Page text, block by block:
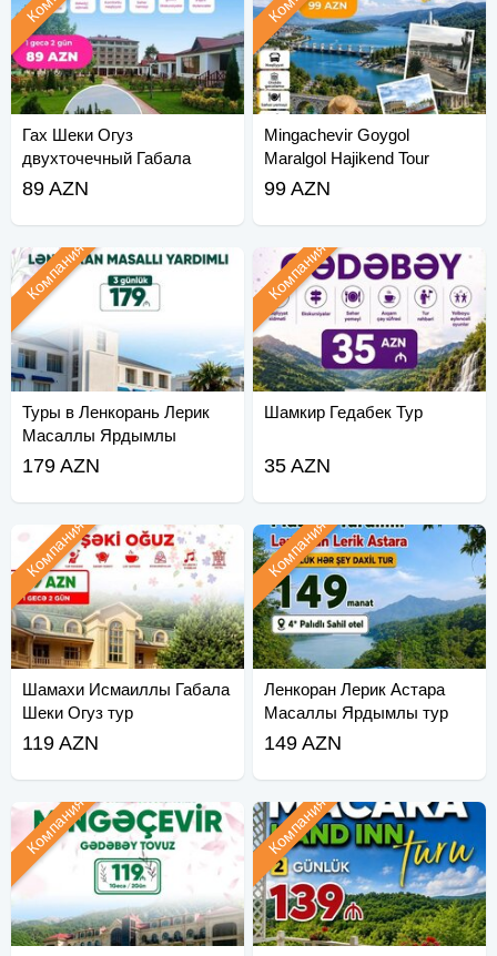
Гах Шеки Огуз
двухточечный Габала
Шеки Тур по плато
89 AZN
Mingachevir Goygol
Maralgol Hajikend Tour
99 AZN
Туры в Ленкорань Лерик
Масаллы Ярдымлы
Астара
Компания
179 AZN
Шамкир Гедабек Тур
Компания
35 AZN
Шамахи Исмаиллы Габала
Шеки Огуз тур
Компания
119 AZN
Ленкоран Лерик Астара
Масаллы Ярдымлы тур
Компания
149 AZN
Компания Компания